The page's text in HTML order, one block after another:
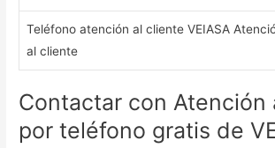
Teléfono atención al cliente VEIASA
al cliente
Contactar con Atención
por teléfono gratis de